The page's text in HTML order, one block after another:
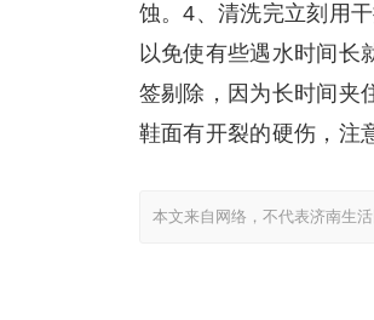
蚀。4、清洗完立刻用
以免使有些遇水时间长
签剔除，因为长时间夹
鞋面有开裂的硬伤，注
本文来自网络，不代表济南生